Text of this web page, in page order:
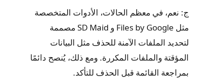
ج: نعم، في معظم الحالات، الأدوات المتخصصة
مثل Files by Google و SD Maid مصممة
لتحديد الملفات الآمنة للحذف مثل البيانات
المؤقتة والملفات المكررة. ومع ذلك، يُنصح دائمًا
بمراجعة القائمة قبل الحذف للتأكد.